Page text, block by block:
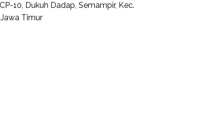
10, Dukuh Dadap, Semampir, Kec.
Timur